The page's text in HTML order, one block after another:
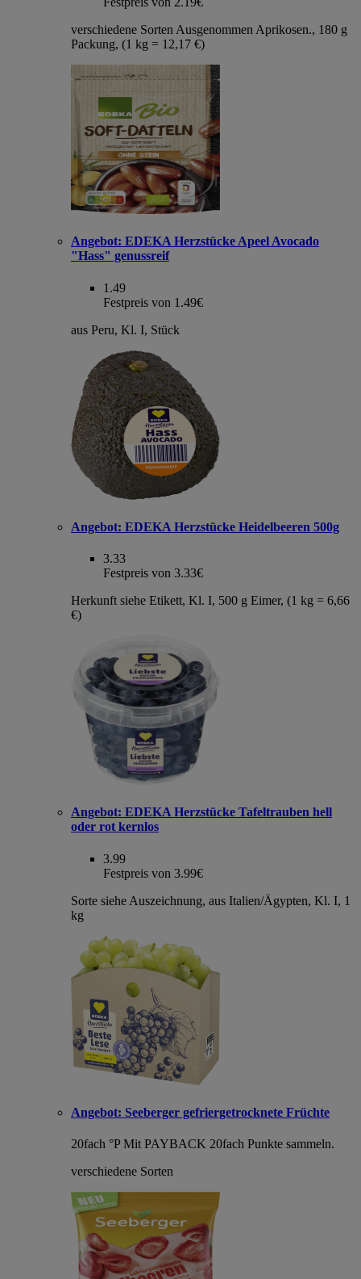
verschiedene Sorten Ausgenommen Aprikosen., 180 g
Packung, (1 kg = 12,17 €)
Angebot: EDEKA Herzstücke Apeel Avocado
"Hass" genussreif
1.49
Festpreis von 1.49€
aus Peru, Kl. I, Stück
Angebot: EDEKA Herzstücke Heidelbeeren 500g
3.33
Festpreis von 3.33€
Herkunft siehe Etikett, Kl. I, 500 g Eimer, (1 kg = 6,66
€)
Angebot: EDEKA Herzstücke Tafeltrauben hell
oder rot kernlos
3.99
Festpreis von 3.99€
Sorte siehe Auszeichnung, aus Italien/Ägypten, Kl. I, 1
kg
Angebot: Seeberger gefriergetrocknete Früchte
20fach °P Mit PAYBACK 20fach Punkte sammeln.
verschiedene Sorten